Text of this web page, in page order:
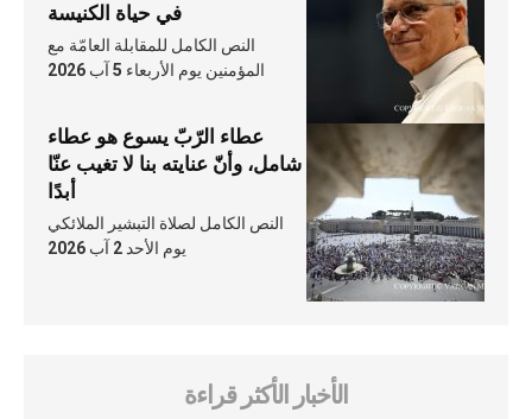
في حياة الكنيسة
النص الكامل للمقابلة العامّة مع
المؤمنين يوم الأربعاء 5 آب 2026
عطاء الرّبّ يسوع هو عطاء
شامل، وأنّ عنايته بنا لا تغيب عنّا
أبدًا
النص الكامل لصلاة التبشير الملائكي
يوم الأحد 2 آب 2026
الأخبار الأكثر قراءة